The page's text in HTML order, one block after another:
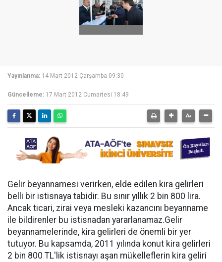
Yayınlanma: 14 Mart 2012 Çarşamba 09:30
Güncelleme: 17 Mart 2012 Cumartesi 18:49
Gelir beyannamesi verirken, elde edilen kira gelirleri
belli bir istisnaya tabidir. Bu sınır yıllık 2 bin 800 lira.
Ancak ticari, zirai veya mesleki kazancını beyanname
ile bildirenler bu istisnadan yararlanamaz.Gelir
beyannamelerinde, kira gelirleri de önemli bir yer
tutuyor. Bu kapsamda, 2011 yılında konut kira gelirleri
2 bin 800 TL'lik istisnayı aşan mükelleflerin kira geliri